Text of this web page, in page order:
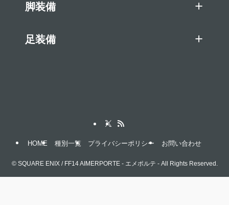
脚装備
足装備
HOME 種別一覧 プライバシーポリシー お問い合わせ
©SQUARE ENIX / FF14 AIMERPORTE - エメポルテ - All Rights Reserved.